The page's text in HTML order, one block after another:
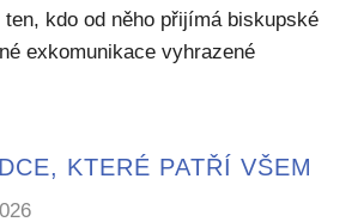
kdo od něho přijímá biskupské
exkomunikace vyhrazené
KTERÉ PATŘÍ VŠEM